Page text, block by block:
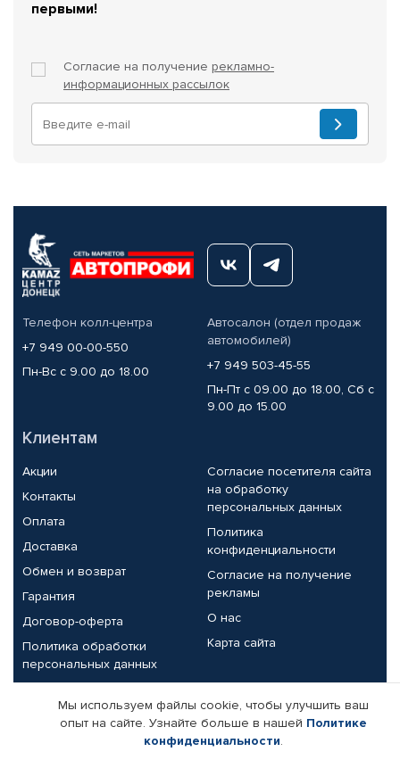
первыми!
Согласие на получение рекламно-
информационных рассылок
Телефон колл-центра
+7 949 00-00-550
Пн-Вс с 9.00 до 18.00
Автосалон (отдел продаж
автомобилей)
+7 949 503-45-55
Пн-Пт с 09.00 до 18.00, Сб с
9.00 до 15.00
Клиентам
Акции
Контакты
Оплата
Доставка
Обмен и возврат
Гарантия
Договор-оферта
Политика обработки
персональных данных
Согласие посетителя сайта
на обработку
персональных данных
Политика
конфиденциальности
Согласие на получение
рекламы
О нас
Карта сайта
Партнерам
Корпоративным клиентам
Реквизиты компании
Мы используем файлы cookie, чтобы улучшить ваш
опыт на сайте. Узнайте больше в нашей Политике
конфиденциальности.